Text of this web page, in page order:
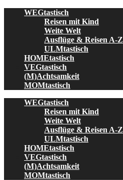
WEGtastisch
Reisen mit Kind
Weite Welt
Ausflüge & Reisen A-Z
ULMtastisch
HOMEtastisch
VEGtastisch
(M)Achtsamkeit
MOMtastisch
WEGtastisch
Reisen mit Kind
Weite Welt
Ausflüge & Reisen A-Z
ULMtastisch
HOMEtastisch
VEGtastisch
(M)Achtsamkeit
MOMtastisch